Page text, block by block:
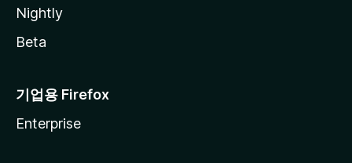
Nightly
Beta
기업용 Firefox
Enterprise